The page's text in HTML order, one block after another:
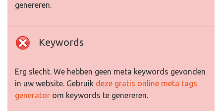
genereren.
Keywords
Erg slecht. We hebben geen meta keywords gevonden
in uw website. Gebruik deze gratis online meta tags
generator om keywords te genereren.